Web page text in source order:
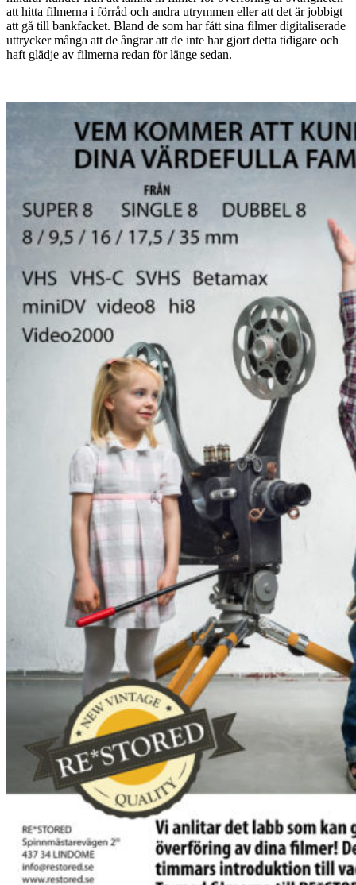
att hitta filmerna i förråd och andra utrymmen eller att det är jobbigt
att gå till bankfacket. Bland de som har fått sina filmer digitaliserade
uttrycker många att de ångrar att de inte har gjort detta tidigare och
haft glädje av filmerna redan för länge sedan.